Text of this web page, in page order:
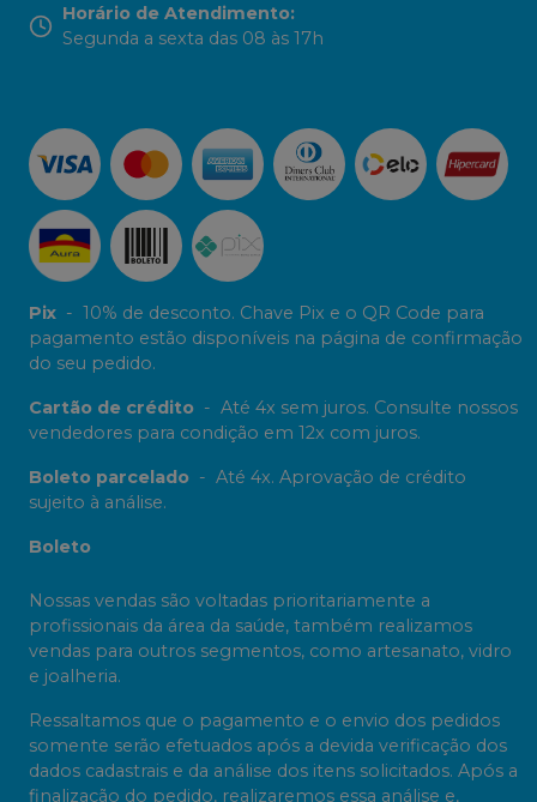
Horário de Atendimento:
Segunda a sexta das 08 às 17h
Pix - 10% de desconto. Chave Pix e o QR Code para
pagamento estão disponíveis na página de confirmação
do seu pedido.
Cartão de crédito - Até 4x sem juros. Consulte nossos
vendedores para condição em 12x com juros.
Boleto parcelado - Até 4x. Aprovação de crédito
sujeito à análise.
Boleto
Nossas vendas são voltadas prioritariamente a
profissionais da área da saúde, também realizamos
vendas para outros segmentos, como artesanato, vidro
e joalheria.
Ressaltamos que o pagamento e o envio dos pedidos
somente serão efetuados após a devida verificação dos
dados cadastrais e da análise dos itens solicitados. Após a
finalização do pedido, realizaremos essa análise e,